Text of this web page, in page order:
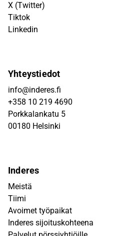
X (Twitter)
Tiktok
Linkedin
Yhteystiedot
info@inderes.fi
+358 10 219 4690
Porkkalankatu 5
00180 Helsinki
Inderes
Meistä
Tiimi
Avoimet työpaikat
Inderes sijoituskohteena